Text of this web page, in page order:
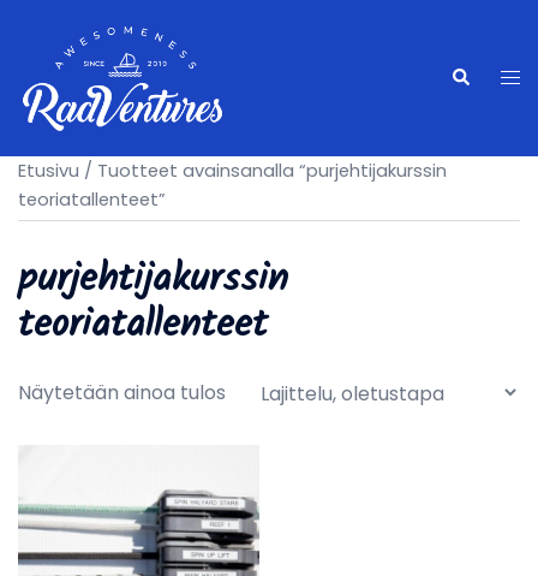
content
Search
Etusivu / Tuotteet avainsanalla “purjehtijakurssin
teoriatallenteet”
purjehtijakurssin
teoriatallenteet
Näytetään ainoa tulos